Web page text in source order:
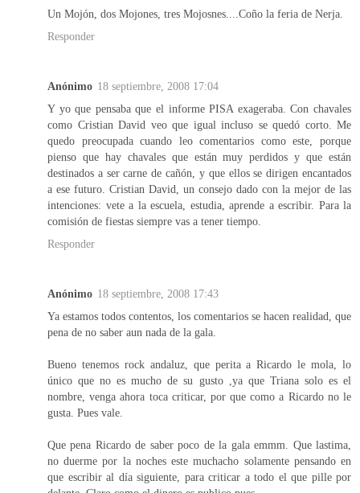
Un Mojón, dos Mojones, tres Mojosnes....Coño la feria de Nerja.
Responder
Anónimo 18 septiembre, 2008 17:04
Y yo que pensaba que el informe PISA exageraba. Con chavales
como Cristian David veo que igual incluso se quedó corto. Me
quedo preocupada cuando leo comentarios como este, porque
pienso que hay chavales que están muy perdidos y que están
destinados a ser carne de cañón, y que ellos se dirigen encantados
a ese futuro. Cristian David, un consejo dado con la mejor de las
intenciones: vete a la escuela, estudia, aprende a escribir. Para la
comisión de fiestas siempre vas a tener tiempo.
Responder
Anónimo 18 septiembre, 2008 17:43
Ya estamos todos contentos, los comentarios se hacen realidad, que
pena de no saber aun nada de la gala.
Bueno tenemos rock andaluz, que perita a Ricardo le mola, lo
único que no es mucho de su gusto ,ya que Triana solo es el
nombre, venga ahora toca criticar, por que como a Ricardo no le
gusta. Pues vale.
Que pena Ricardo de saber poco de la gala emmm. Que lastima,
no duerme por la noches este muchacho solamente pensando en
que escribir al día siguiente, para criticar a todo el que pille por